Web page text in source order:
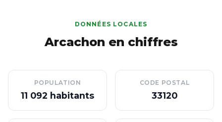
DONNÉES LOCALES
Arcachon en chiffres
POPULATION
11 092 habitants
CODE POSTAL
33120